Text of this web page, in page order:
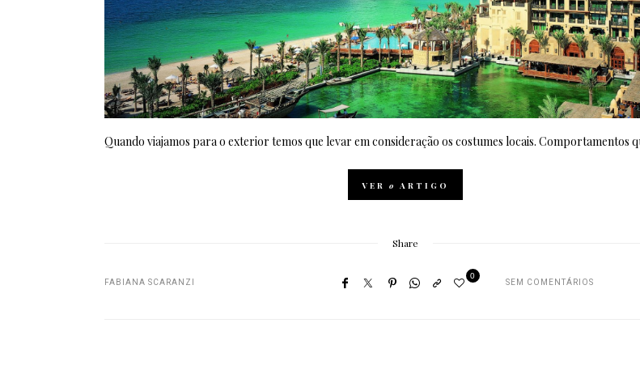
Quando viajamos para o exterior temos que levar em consideração os costumes locais. Comportamentos
VER o ARTIGO
Share
FABIANA SCARANZI
0
SEM COMENTÁRIOS